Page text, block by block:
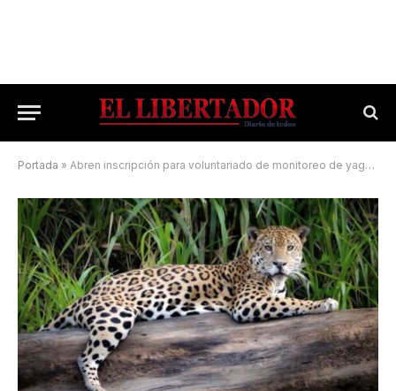
Portada » Abren inscripción para voluntariado de monitoreo de yaguaretés